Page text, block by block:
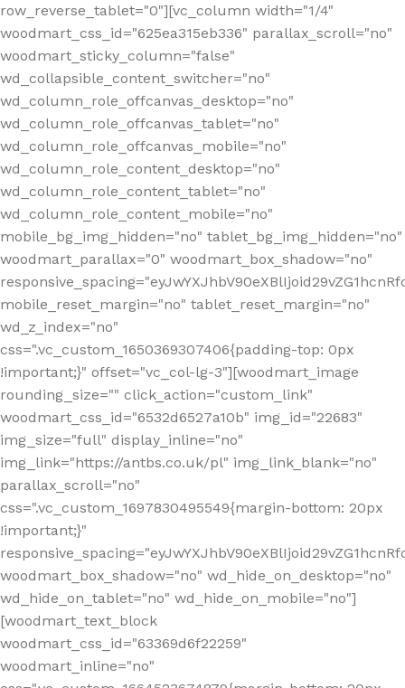
row_reverse_tablet="0"][vc_column width="1/4"
woodmart_css_id="625ea315eb336" parallax_scroll="no"
woodmart_sticky_column="false"
wd_collapsible_content_switcher="no"
wd_column_role_offcanvas_desktop="no"
wd_column_role_offcanvas_tablet="no"
wd_column_role_offcanvas_mobile="no"
wd_column_role_content_desktop="no"
wd_column_role_content_tablet="no"
wd_column_role_content_mobile="no"
mobile_bg_img_hidden="no" tablet_bg_img_hidden="no"
woodmart_parallax="0" woodmart_box_shadow="no"
mobile_reset_margin="no" tablet_reset_margin="no"
wd_z_index="no"
css=".vc_custom_1650369307406{padding-top: 0px
!important;}" offset="vc_col-lg-3"][woodmart_image
rounding_size="" click_action="custom_link"
woodmart_css_id="6532d6527a10b" img_id="22683"
img_size="full" display_inline="no"
img_link="https://antbs.co.uk/pl" img_link_blank="no"
parallax_scroll="no"
css=".vc_custom_1697830495549{margin-bottom: 20px
!important;}"
woodmart_box_shadow="no" wd_hide_on_desktop="no"
wd_hide_on_tablet="no" wd_hide_on_mobile="no"]
[woodmart_text_block
woodmart_css_id="63369d6f22259"
woodmart_inline="no"